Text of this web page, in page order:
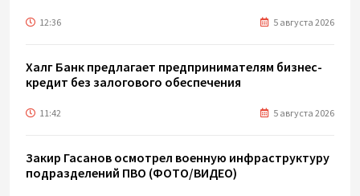
12:36 5 августа 2026
Халг Банк предлагает предпринимателям бизнес-
кредит без залогового обеспечения
11:42 5 августа 2026
Закир Гасанов осмотрел военную инфраструктуру
подразделений ПВО (ФОТО/ВИДЕО)